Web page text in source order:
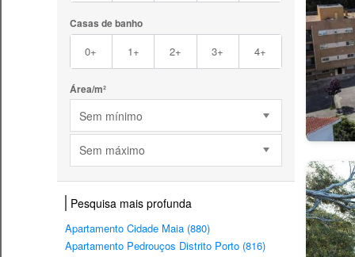
Casas de banho
0+ 1+ 2+ 3+ 4+
Área/m²
Sem mínimo
Sem máximo
Pesquisa mais profunda
Apartamento Cidade Maia (880)
Apartamento Pedrouços Distrito Porto (816)